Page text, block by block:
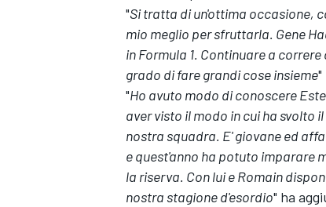
"Si tratta di un'ottima occasione,
mio meglio per sfruttarla. Gene
in Formula 1. Continuare a
grado di fare grandi cose insieme"
"Ho avuto modo di conoscere
aver visto il modo in cui ha svolto
nostra squadra. E' giovane ed
e quest'anno ha potuto imparare
la riserva. Con lui e Romain
nostra stagione d'esordio" ha